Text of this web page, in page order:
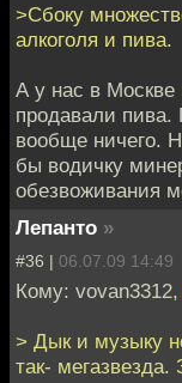
>Сбоку
алкоголя и пива.
А у нас в Москве
продавали пива.
вообще ничего.
бы водичку
обезвоживания
Лепанто »
#36 | 06.07.09 14:49
Кому: vovan3312,
> Дык и музыку
так- мегазвезда.